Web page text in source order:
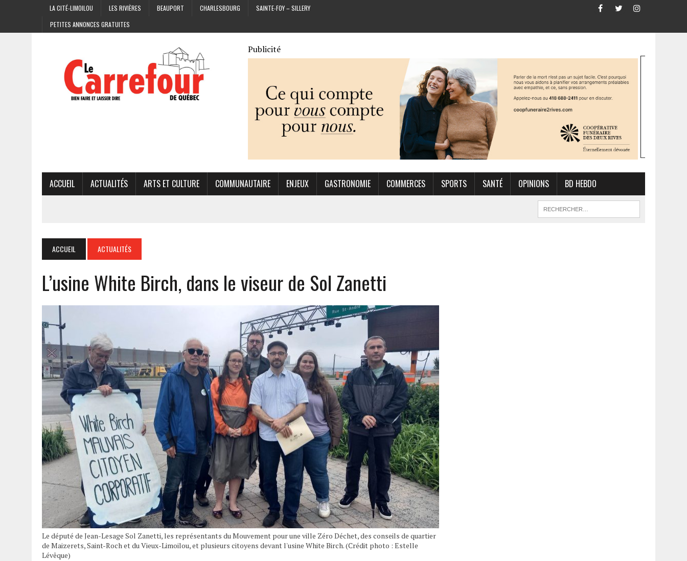
LA CITÉ-LIMOILOU LES RIVIÈRES BEAUPORT CHARLESBOURG
SAINTE-FOY – SILLERY
PETITES ANNONCES GRATUITES
Publicité
ACCUEIL ACTUALITÉS ARTS ET CULTURE COMMUNAUTAIRE ENJEUX GASTRONOMIE COMMERCES SPORTS SANTÉ OPINIONS BD HEBDO
ACCUEIL ACTUALITÉS
L’usine White Birch, dans le viseur de Sol Zanetti
Le député de Jean-Lesage Sol Zanetti, les représentants du Mouvement pour une ville Zéro Déchet, des conseils de quartier
de Maizerets, Saint-Roch et du Vieux-Limoilou, et plusieurs citoyens devant l'usine White Birch. (Crédit photo : Estelle
Lévêque)